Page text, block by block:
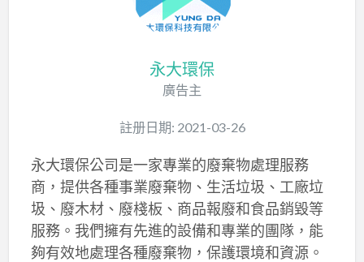
永大環保
廣告主
註册日期: 2021-03-26
永大環保公司是一家專業的廢棄物處理服務
商，提供各種事業廢棄物、生活垃圾、工廠垃
圾、廢木材、廢棧板、商品報廢和食品銷毀等
服務。我們擁有先進的設備和專業的團隊，能
夠有效地處理各種廢棄物，保護環境和資源。